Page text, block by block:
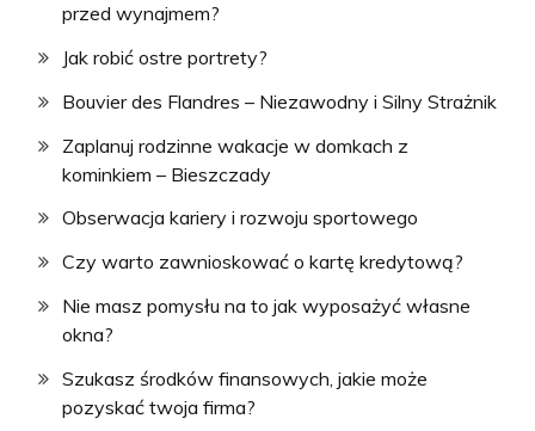
przed wynajmem?
Jak robić ostre portrety?
Bouvier des Flandres – Niezawodny i Silny Strażnik
Zaplanuj rodzinne wakacje w domkach z
kominkiem – Bieszczady
Obserwacja kariery i rozwoju sportowego
Czy warto zawnioskować o kartę kredytową?
Nie masz pomysłu na to jak wyposażyć własne
okna?
Szukasz środków finansowych, jakie może
pozyskać twoja firma?